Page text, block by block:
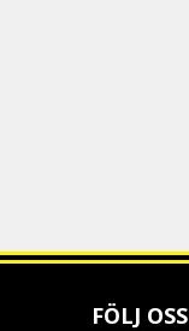
FÖLJ OSS